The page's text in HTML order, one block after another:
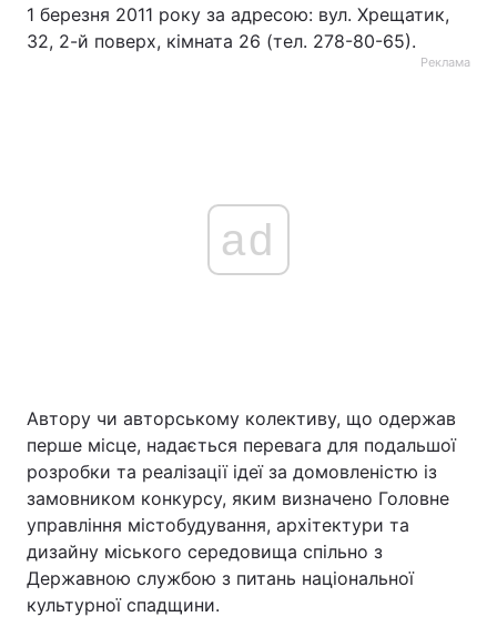
1 березня 2011 року за адресою: вул. Хрещатик,
32, 2-й поверх, кімната 26 (тел. 278-80-65).
Реклама
ad
Автору чи авторському колективу, що одержав
перше місце, надається перевага для подальшої
розробки та реалізації ідеї за домовленістю із
замовником конкурсу, яким визначено Головне
управління містобудування, архітектури та
дизайну міського середовища спільно з
Державною службою з питань національної
культурної спадщини.